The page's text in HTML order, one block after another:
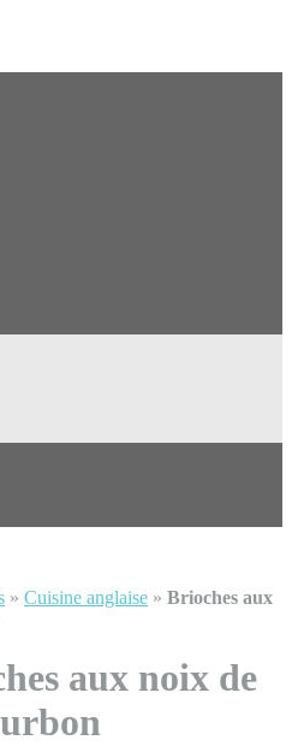
» Cuisine anglaise » Brioches aux
aux noix de